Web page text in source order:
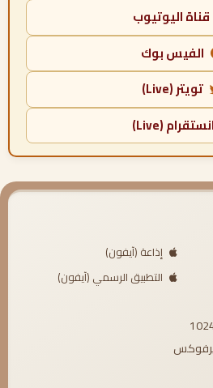
قناة اليوتيوب
الفيس بوك
تويتر (Live)
انستقرام (Live)
إذاعة (آيفون)
التطبيق الرسمي (آيفون)